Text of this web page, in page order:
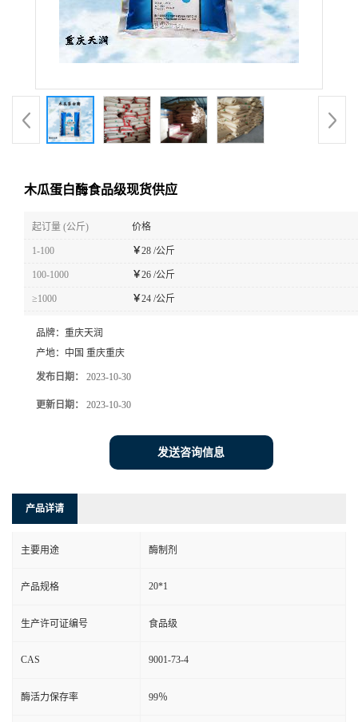
木瓜蛋白酶食品级现货供应
起订量 (公斤) 价格
1-100 ￥28 /公斤
100-1000 ￥26 /公斤
≥1000 ￥24 /公斤
品牌： 重庆天润
产地： 中国 重庆重庆
发布日期： 2023-10-30
更新日期： 2023-10-30
发送咨询信息
产品详请
主要用途 酶制剂
产品规格 20*1
生产许可证编号 食品级
CAS 9001-73-4
酶活力保存率 99％